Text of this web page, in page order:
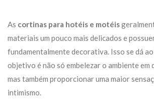
As cortinas para hotéis e motéis
materiais um pouco mais delicados e
fundamentalmente decorativa. Isso se dá
objetivo é não só embelezar o ambiente em
mas também proporcionar uma maior
intimismo.